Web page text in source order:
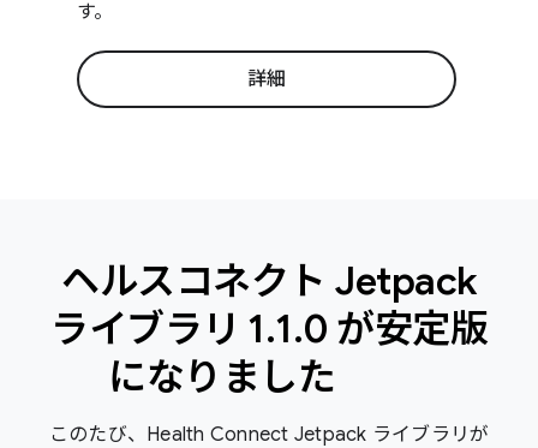
す。
詳細
ヘルスコネクト Jetpack
ライブラリ 1.1.0 が安定版
になりました
このたび、Health Connect Jetpack ライブラリが